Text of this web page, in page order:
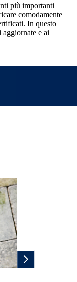
più importanti
comodamente
In questo
aggiornate e ai